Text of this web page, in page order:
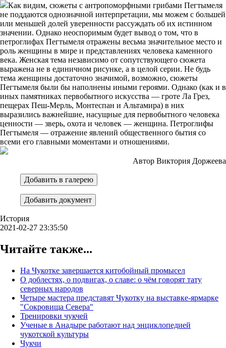
Как видим, сюжеты с антропоморфными грибами Пегтымеля
не поддаются однозначной интерпретации, мы можем с большей
или меньшей долей уверенности рассуждать об их истинном
значении. Однако неоспоримым будет вывод о том, что в
петроглифах Пегтымеля отражены весьма значительное место и
роль женщины в мире и представлениях человека каменного
века. Женская тема независимо от сопутствующего сюжета
выражена не в единичном рисунке, а в целой серии. Не будь
тема женщины достаточно значимой, возможно, сюжеты
Пегтымеля были бы наполнены иными героями. Однако (как и в
иных памятниках первобытного искусства — гроте Ла Грез,
пещерах Пеш-Мерль, Монтеспан и Альтамира) в них
выразились важнейшие, насущные для первобытного человека
ценности — зверь, охота и человек — женщина. Петроглифы
Пегтымеля — отражение явлений общественного бытия со
всеми его главными моментами и отношениями.
Автор Виктория Доржеева
Добавить в галерею
Добавить документ
История
2021-02-27 23:35:50
Читайте также...
На Чукотке завершается китобойный промысел
О доблестях, о подвигах, о славе: о чём говорят тату
северных народов
Четыре мастера представят Чукотку на выставке-ярмарке
"Сокровища Севера"
Тренировки чукчей
Ученые в Анадыре работают над энциклопедией
чукотской культуры
Чукчи